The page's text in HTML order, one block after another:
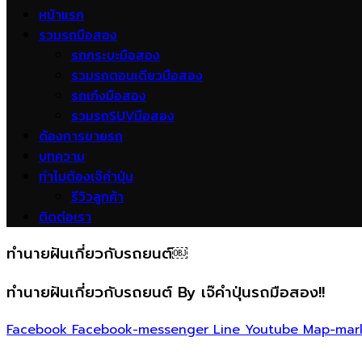
หน้าแรก
รวมรถมือสอง
รถกระบะมือสอง
รวมรถตอนเดียวมือสอง
รถเก๋งมือสอง
รวมรถSUVมือสอง
ต้องการขายรถ
บทความ
ทำไมต้องเจ๊คำปุ่น
รีวิวลูกค้า
ติดต่อเรา
ทำนายฝันเกี่ยวกับรถยนต์￼
ทำนายฝันเกี่ยวกับรถยนต์ By เจ๊คำปุ่นรถมือสอง!!
Facebook Facebook-messenger Line Youtube Map-